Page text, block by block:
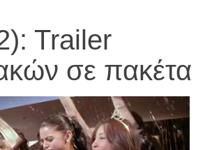
Trailer
σε πακέτα